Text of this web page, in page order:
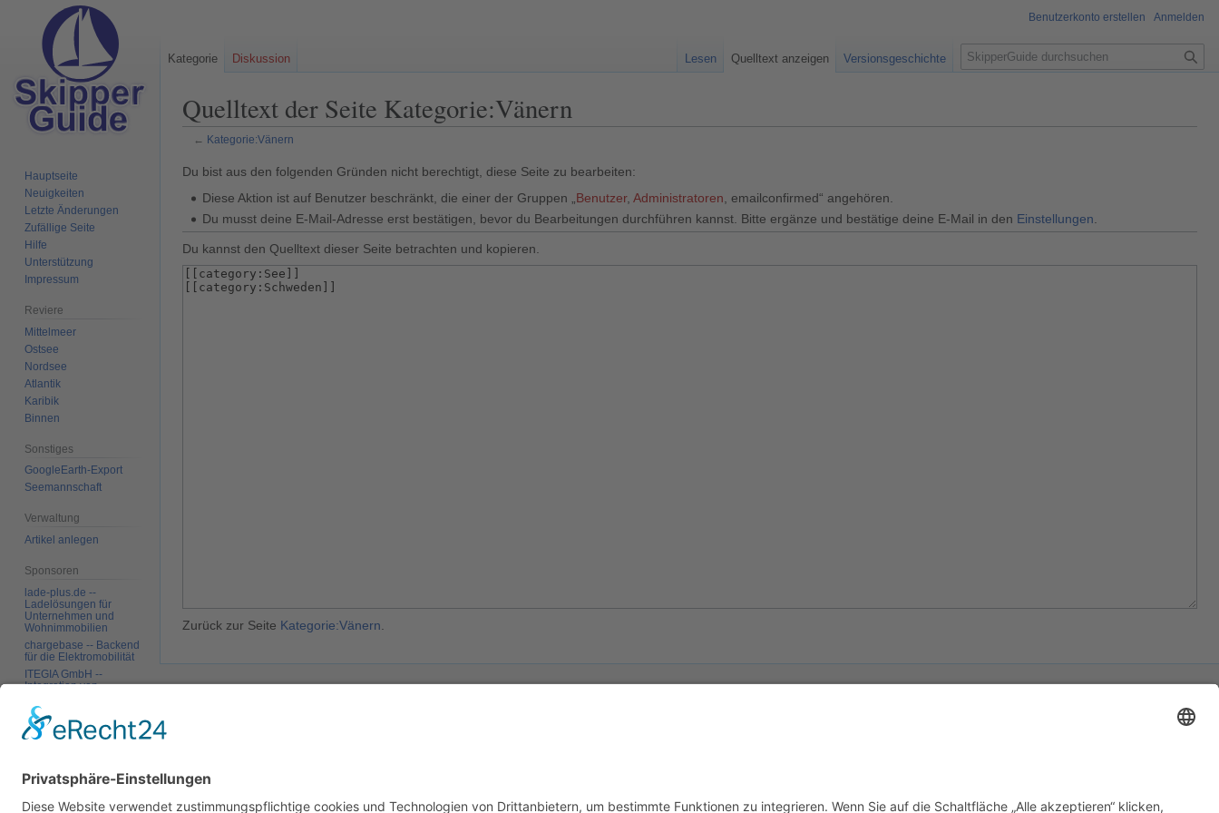
Quelltext der Seite Kategorie:Vänern
← Kategorie:Vänern
Zur
Navigation
Zur
Suche
Du bist aus den folgenden Gründen nicht berechtigt, diese Seite zu bearbeiten:
Diese Aktion ist auf Benutzer beschränkt, die einer der Gruppen „ Benutzer,Administratoren , emailconfirmed“ angehören.
Du musst deine E-Mail-Adresse erst bestätigen, bevor du Bearbeitungen durchführen kannst. Bitte ergänze und bestätige deine E-Mail in den Einstellungen
Du kannst den Quelltext dieser Seite betrachten und kopieren.
Zurück zur Seite Kategorie:Vänern.
Benutzerkonto erstellen Anmelden
Kategorie Diskussion Lesen Quelltext anzeigen Versionsgeschichte
S
u
e
Hauptseite
Neuigkeiten
Letzte Änderungen
Zufällige Seite
Hilfe
Unterstützung
Impressum
Reviere
Mittelmeer
Ostsee
Nordsee
Atlantik
Karibik
Binnen
Sonstiges
GoogleEarth-Export
Seemannschaft
Verwaltung
Artikel anlegen
Sponsoren
lade-plus.de --
Ladelösungen für
Unternehmen und
Wohnimmobilien
chargebase -- Backend
für die Elektromobilität
ITEGIA GmbH --
Integration von
individuelle
Softwarelösungen
Links auf diese Seite
Änderungen an
verlinkten Seiten